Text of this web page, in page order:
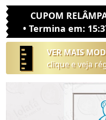
CUPOM
• Termina em:
VER MAIS
clique e veja